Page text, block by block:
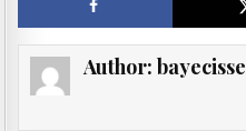
Author: bayecisse